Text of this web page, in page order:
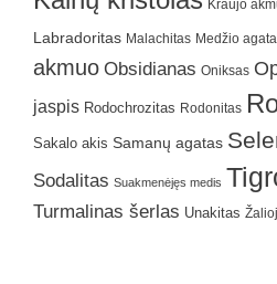
Kraujo
Labradoritas Malachitas Medžio
akmuo Obsidianas Oniksas
jaspis Rodochrozitas Rodonitas
Sakalo akis Samanų agatas
Sodalitas Suakmenėjęs medis
Turmalinas šerlas Unakitas